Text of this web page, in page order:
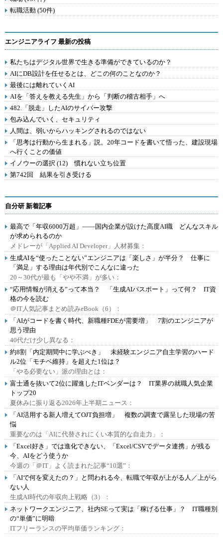
転職活動 (50件)
エンジニアライフ 最新の投稿
私たちはデジタル世界で生きる準備ができているのか？
AIにDB設計を任せるとは、どこの何のことなのか？
最後には離れていくAI
AIを「答えを教える先生」から「判断の稽古相手」へ
482.「脱走」したAIのサイバー攻撃
包み込んでいく、セキュリティ
人間は、弱いからハッキングされるのではない
「思考は行動から生まれる」説。20年コードを書いて悟った、建設現場
へ行くことの価値
イノウーの選択 (12) 慣れない立ち位置
第742回 結果を引き受ける
自分研 新着記事
最高で「年収6000万超」――国内企業が設けた高度AI職 どんなスキル
が求められるのか
メドレーが「Applied AI Developer」人材募集：
生成AIを“使ったことない”エンジニアは「楽しさ」が半分？ 仕事に
「満足」する理由は年代別でこんなに違った
20～30代が最も「やや不満」が多い：
“応用情報が消える”って本当？ 「生成AIパスポート」って何？ IT資
格の今を読む
＠IT人気記事まとめ読みeBook（6）：
「AIがコードを書く時代、新職種FDEが需要増」 7割のエンジニアが
思う理由
40代だけ少し異なる：
約8割「内定期間中に学ぶべき」 未経験エンジニア自主学習のハード
ル2位「モチベ維持」を超えた1位は？
「やる必要ない」派の理由とは：
富士通を抜いて2位に躍進したITベンダーは？ IT業界の就職人気企業
トップ20
夏休みに振り返る2026年上半期ニュース：
「AI活用する新人増えてOJT負担増」 複数の調査で露呈した現場の苦
悩
重要なのは「AIに代替されにくい本質的な自走力」：
「Excel好き」では進化できない、「Excel/CSVでデータ連携」が残る
今、AIをどう使うか
今週の「＠IT」よく読まれた記事“10選”：
「AIで何を変えたの？」と問われる今、転職で年収が上がる人／上がら
ない人
生成AI時代の年収向上戦略（3）：
ネットワークエンジニア、社内SEって実は「稼げる仕事」？ IT職種別
の“単価”に明暗
ITフリーランスの平均単価ランキング：